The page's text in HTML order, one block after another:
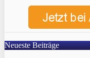
Neueste Beiträge